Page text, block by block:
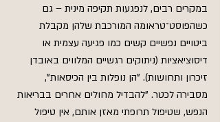
במקרים רבים, לנפגעות תקיפה מינית – גם
כשהפוסט־טראומה המורכבת שלהן מקבלת
ביטויים נפשיים קשים כמו פגיעה עצמית או
דיסוציאציות (ניתוקים רגשיים המלווים באובדן
זיכרון ותחושות). "הן נופלות בין הכיסאות",
מסבירה לכטר. "להבדיל מחולים אחרים בבריאות
הנפש, שטיפול תרופתי מאזן אותם, אין טיפול